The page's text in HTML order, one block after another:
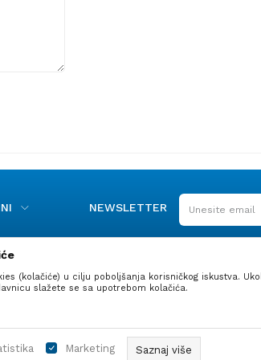
NEWSLETTER
i samih cena, ali ne možemo garantovati da
ponude, ali ne podrazumeva da su dostupni u
(kolačiće) u cilju poboljšanja korisničkog iskustva.
slažete se sa upotrebom kolačića.
Marketing Saznaj više